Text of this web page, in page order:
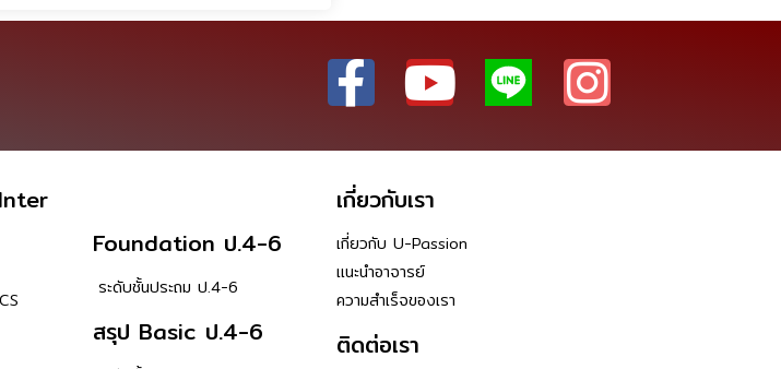
เกี่ยวกับเรา
Foundation ป.4-6
ระดับชั้นประถม ป.4-6
สรุป Basic ป.4-6
เกี่ยวกับ U-Passion
แนะนำอาจารย์
ความสำเร็จของเรา
ติดต่อเรา